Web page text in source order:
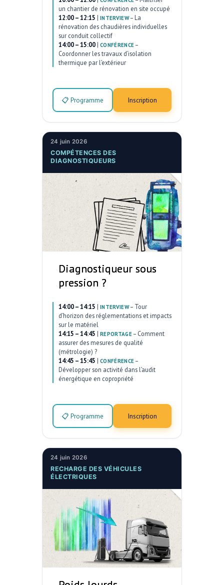
un chantier de rénovation en site occupé
12:00 – 12:15 | INTERVIEW– La
rénovation des chaudières individuelles
sur conduit collectif
14:00 – 15:00 | CONFÉRENCE –
Coordonner les travaux d’isolation
thermique par l’extérieur
📋 Programme Inscription
24 juin 2026
COMPÉTENCES DES
DIAGNOSTIQUEURS
Diagnostiqueur sous
pression ?
14:00 – 14:15 | INTERVIEW– Tour
d’horizon des réglementations et impacts
sur le matériel
14:15 – 14:45 | REPORTAGE– Comment
assurer des mesures de qualité
(métrologie) ?
14:45 – 15:45 | CONFÉRENCE –
Développer son activité dans l’audit
énergétique en copropriété
📋 Programme Inscription
24 juin 2026
RECHARGE DES VÉHICULES
ÉLECTRIQUES